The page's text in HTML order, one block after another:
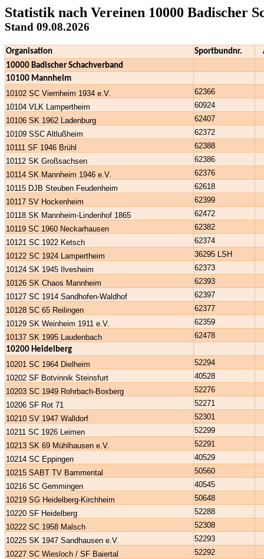
Statistik nach Vereinen 10000 Badischer
Stand 09.08.2026
Organisation Sportbundnr.
10000 Badischer Schachverband
10100 Mannheim
10102 SC Viernheim 1934 e.V.
62366
10104 VLK Lampertheim
60924
10106 SK 1962 Ladenburg
62407
10109 SSC Altlußheim
62372
10111 SF 1946 Brühl
62388
10112 SK Großsachsen
62386
10114 SK Mannheim 1946 e.V.
62376
10115 DJB Steuben Feudenheim
62618
10117 SV Hockenheim
62399
10118 SK Mannheim-Lindenhof 1865
62472
10119 SC 1960 Neckarhausen
62382
10121 SC 1922 Ketsch
62374
10122 SC 1924 Lampertheim
36295 LSH
10124 SK 1945 Ilvesheim
62373
10126 SK Chaos Mannheim
62393
10127 SC 1914 Sandhofen-Waldhof
62397
10128 SC 65 Reilingen
62377
10129 SK Weinheim 1911 e.V.
62359
10137 SK 1995 Laudenbach
62478
10200 Heidelberg
10201 SC 1964 Dielheim
52294
10202 SF Botvinnik Steinsfurt
40528
10203 SC 1949 Rohrbach-Boxberg
52276
10206 SF Rot 71
52271
10210 SV 1947 Walldorf
52301
10211 SC 1926 Leimen
52299
10213 SK 69 Mühlhausen e.V.
52291
10214 SC Eppingen
40529
10215 SABT TV Bammental
50560
10216 SC Gemmingen
40545
10219 SG Heidelberg-Kirchheim
50648
10220 SF Heidelberg
52288
10222 SC 1958 Malsch
52308
10225 SK 1947 Sandhausen e.V.
52293
10227 SC Wiesloch / SF Baiertal
52292